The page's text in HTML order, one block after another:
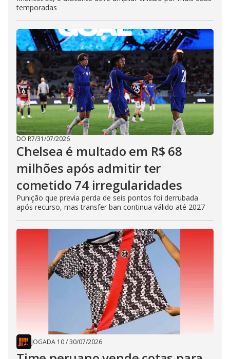
temporadas
DO R7/31/07/2026
Chelsea é multado em R$ 68
milhões após admitir ter
cometido 74 irregularidades
Punição que previa perda de seis pontos foi derrubada
após recurso, mas transfer ban continua válido até 2027
JOGADA 10/30/07/2026